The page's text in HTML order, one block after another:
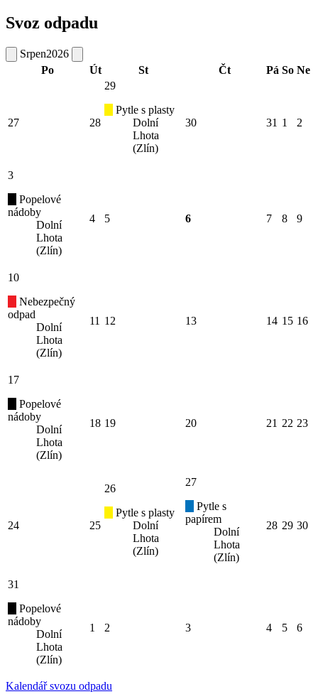
Svoz odpadu
Srpen2026
Po
Út St Čt Pá So Ne
27 28
29
Pytle s plasty
Dolní
Lhota
(Zlín)
30 31 1 2
3
Popelové
nádoby
Dolní
Lhota
(Zlín)
4 5 6 7 8 9
10
Nebezpečný
odpad
Dolní
Lhota
(Zlín)
11 12 13 14 15 16
17
Popelové
nádoby
Dolní
Lhota
(Zlín)
18 19 20 21 22 23
24 25
26
Pytle s plasty
Dolní
Lhota
(Zlín)
27
Pytle s
papírem
Dolní
Lhota
(Zlín)
28 29 30
31
Popelové
nádoby
Dolní
Lhota
(Zlín)
1 2 3 4 5 6
Kalendář svozu odpadu